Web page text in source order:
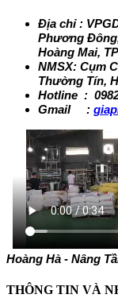
Địa chỉ :
Phương
Hoàng Mai,
NMSX: Cụm
Thường Tín,
Hotline :
Gmail :
Hoàng Hà - Nâng
THÔNG TIN VÀ